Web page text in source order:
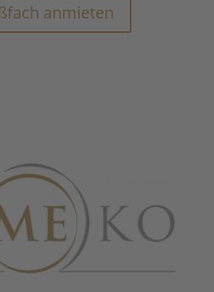
anmieten